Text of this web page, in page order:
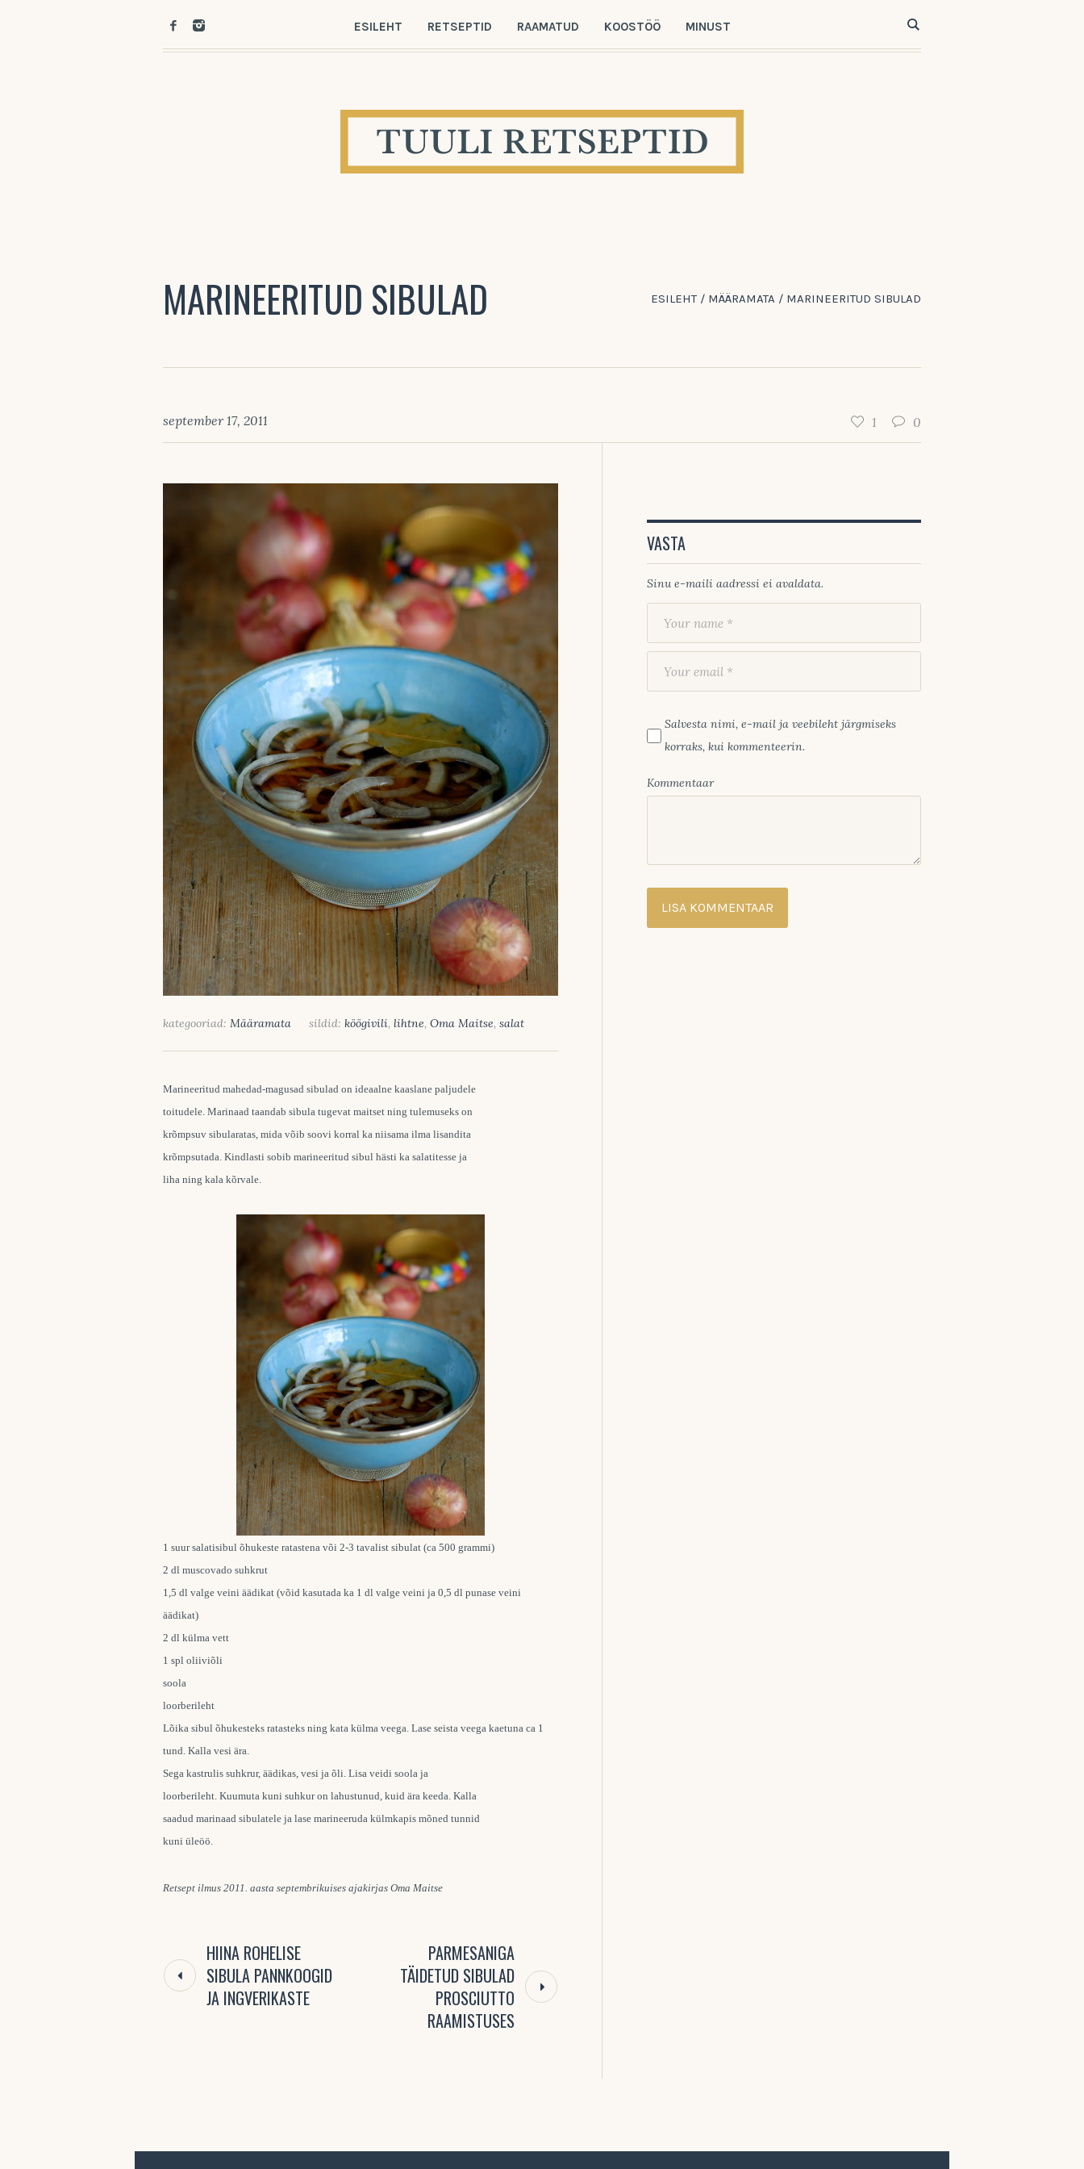
ESILEHT RETSEPTID RAAMATUD KOOSTÖÖ MINUST
MARINEERITUD SIBULAD ESILEHT / MÄÄRAMATA / MARINEERITUD SIBULAD
september 17, 2011 0
1
kategooriad: Määramata sildid: köögivili, lihtne, Oma Maitse, salat
Marineeritud mahedad-magusad sibulad on ideaalne kaaslane paljudele
toitudele. Marinaad taandab sibula tugevat maitset ning tulemuseks on
krõmpsuv sibularatas, mida võib soovi korral ka niisama ilma lisandita
krõmpsutada. Kindlasti sobib marineeritud sibul hästi ka salatitesse ja
liha ning kala kõrvale.
1 suur salatisibul õhukeste ratastena või 2-3 tavalist sibulat (ca 500 grammi)
2 dl muscovado suhkrut
1,5 dl valge veini äädikat (võid kasutada ka 1 dl valge veini ja 0,5 dl punase veini
äädikat)
2 dl külma vett
1 spl oliiviõli
soola
loorberileht
Lõika sibul õhukesteks ratasteks ning kata külma veega. Lase seista veega kaetuna ca 1
tund. Kalla vesi ära.
Sega kastrulis suhkrur, äädikas, vesi ja õli. Lisa veidi soola ja
loorberileht. Kuumuta kuni suhkur on lahustunud, kuid ära keeda. Kalla
saadud marinaad sibulatele ja lase marineeruda külmkapis mõned tunnid
kuni üleöö.
Retsept ilmus 2011. aasta septembrikuises ajakirjas Oma Maitse
HIINA ROHELISE
SIBULA PANNKOOGID
JA INGVERIKASTE
PARMESANIGA
TÄIDETUD SIBULAD
PROSCIUTTO
RAAMISTUSES
VASTA
Sinu e-maili aadressi ei avaldata.
Salvesta nimi, e-mail ja veebileht järgmiseks
korraks, kui kommenteerin.
Kommentaar